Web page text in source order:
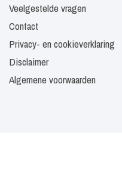
Veelgestelde vragen
Contact
Privacy- en cookieverklaring
Disclaimer
Algemene voorwaarden